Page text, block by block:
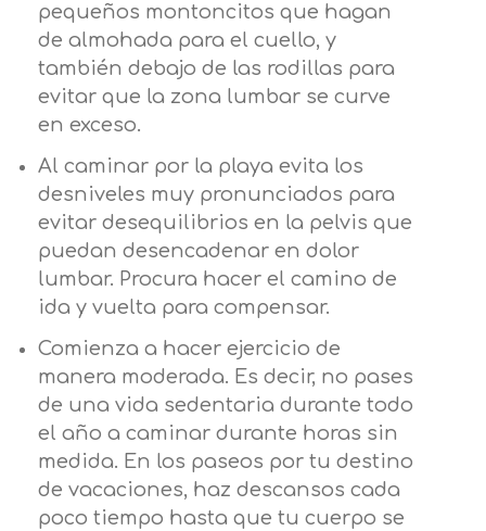
pequeños montoncitos que hagan
de almohada para el cuello, y
también debajo de las rodillas para
evitar que la zona lumbar se curve
en exceso.
Al caminar por la playa evita los
desniveles muy pronunciados para
evitar desequilibrios en la pelvis que
puedan desencadenar en dolor
lumbar. Procura hacer el camino de
ida y vuelta para compensar.
Comienza a hacer ejercicio de
manera moderada. Es decir, no pases
de una vida sedentaria durante todo
el año a caminar durante horas sin
medida. En los paseos por tu destino
de vacaciones, haz descansos cada
poco tiempo hasta que tu cuerpo se